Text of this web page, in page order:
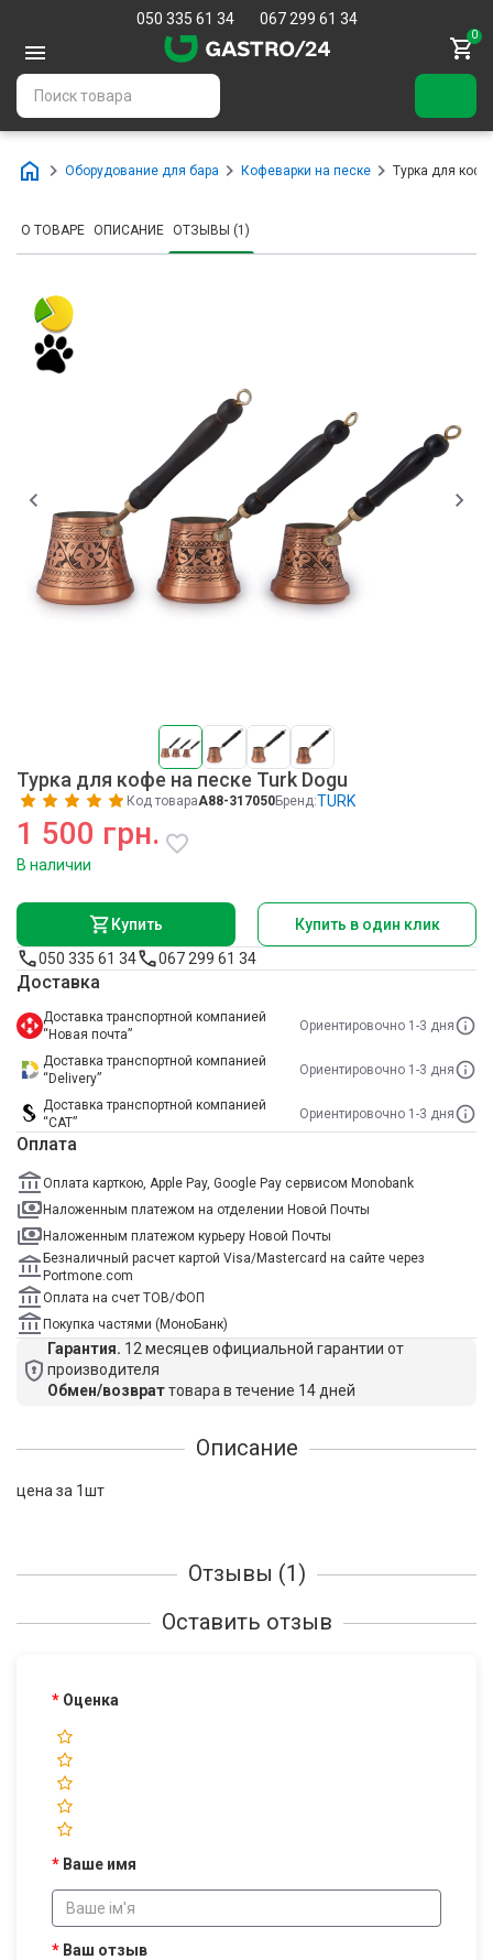
050 335 61 34 067 299 61 34
0
Оборудование для бара Кофеварки на песке Турка для
О ТОВАРЕ ОПИСАНИЕ ОТЗЫВЫ (1)
Турка для кофе на песке Turk Dogu
Код товараA88-317050Бренд:TURK
1 500 грн.
В наличии
Купить
Купить в один клик
050 335 61 34
067 299 61 34
Доставка
Доставка транспортной компанией
“Новая почта”
Ориентировочно 1-3 дня
Доставка транспортной компанией
“Delivery”
Ориентировочно 1-3 дня
Доставка транспортной компанией
“САТ”
Ориентировочно 1-3 дня
Оплата
Оплата карткою, Apple Pay, Google Pay сервисом Monobank
Наложенным платежом на отделении Новой Почты
Наложенным платежом курьеру Новой Почты
Безналичный расчет картой Visa/Mastercard на сайте через
Portmone.com
Оплата на счет ТОВ/ФОП
Покупка частями (МоноБанк)
Гарантия. 12 месяцев официальной гарантии от
производителя
Обмен/возвраттовара в течение 14 дней
Описание
цена за 1шт
Отзывы (1)
Оставить отзыв
Оценка
Ваше имя
Ваш отзыв